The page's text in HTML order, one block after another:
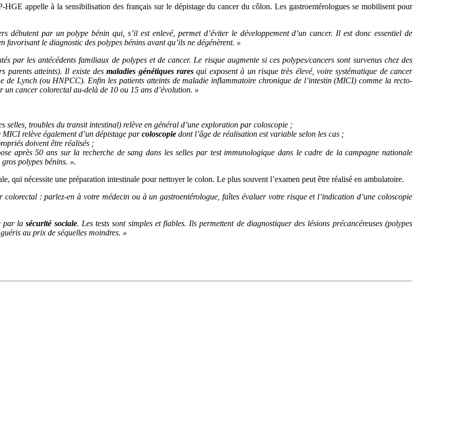
HGE appelle à la sensibilisation des français sur le dépistage du cancer du côlon. Les gastroentérologues se mobilisent pour
débutent par un polype bénin qui, s’il est enlevé, permet d’éviter le développement d’un cancer. Il est donc essentiel de
favorisant le diagnostic des polypes bénins avant qu’ils ne dégénèrent. »
par les antécédents familiaux de polypes et de cancer. Le risque augmente si ces polypes/cancers sont survenus chez des
parents atteints). Il existe desmaladies génétiques rares qui exposent à un risque très élevé, voire systématique de cancer
de Lynch (ou HNPCC). Enfin les patients atteints de maladie inflammatoire chronique de l’intestin (MICI) comme la recto-
un cancer colorectal au-delà de 10 ou 15 ans d’évolution. »
selles, troubles du transit intestinal) relève en général d’une exploration par coloscopie ;
relève également d’un dépistage parcoloscopiedont l’âge de réalisation est variable selon les cas ;
doivent être réalisés ;
après 50 ans sur la recherche de sang dans les selles par test immunologique dans le cadre de la campagne nationale
polypes bénins. ».
qui nécessite une préparation intestinale pour nettoyer le colon. Le plus souvent l’examen peut être réalisé en ambulatoire.
colorectal : parlez-en à votre médecin ou à un gastroentérologue, faîtes évaluer votre risque et l’indication d’une coloscopie
par lasécurité sociale. Les tests sont simples et fiables. Ils permettent de diagnostiquer des lésions précancéreuses (polypes
au prix de séquelles moindres. »